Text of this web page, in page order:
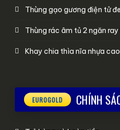
Thùng gạo gương điện tử
Thùng rác âm tủ 2 ngăn
Khay chia thìa nĩa nhựa
CHÍNH